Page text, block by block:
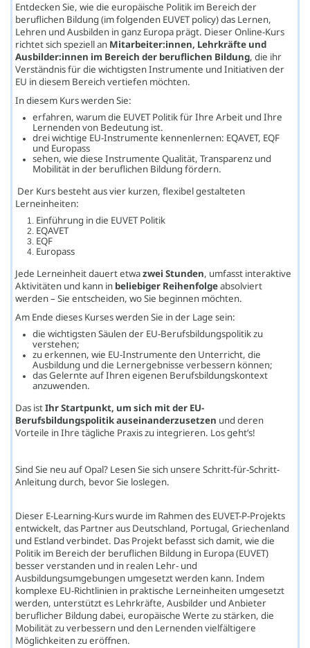
Entdecken Sie, wie die europäische Politik im Bereich der
beruflichen Bildung (im folgenden EUVET policy) das Lernen,
Lehren und Ausbilden in ganz Europa prägt. Dieser Online-Kurs
richtet sich speziell an Mitarbeiter:innen, Lehrkräfte und
Ausbilder:innen im Bereich der beruflichen Bildung, die ihr
Verständnis für die wichtigsten Instrumente und Initiativen der
EU in diesem Bereich vertiefen möchten.
In diesem Kurs werden Sie:
erfahren, warum die EUVET Politik für Ihre Arbeit und Ihre
Lernenden von Bedeutung ist.
drei wichtige EU-Instrumente kennenlernen: EQAVET, EQF
und Europass
sehen, wie diese Instrumente Qualität, Transparenz und
Mobilität in der beruflichen Bildung fördern.
Der Kurs besteht aus vier kurzen, flexibel gestalteten
Lerneinheiten:
Einführung in die EUVET Politik
EQAVET
EQF
Europass
Jede Lerneinheit dauert etwazwei Stunden, umfasst interaktive
Aktivitäten und kann in beliebiger Reihenfolgeabsolviert
werden – Sie entscheiden, wo Sie beginnen möchten.
Am Ende dieses Kurses werden Sie in der Lage sein:
die wichtigsten Säulen der EU-Berufsbildungspolitik zu
verstehen;
zu erkennen, wie EU-Instrumente den Unterricht, die
Ausbildung und die Lernergebnisse verbessern können;
das Gelernte auf Ihren eigenen Berufsbildungskontext
anzuwenden.
Das istIhr Startpunkt, um sich mit der EU-
Berufsbildungspolitik auseinanderzusetzen und deren
Vorteile in Ihre tägliche Praxis zu integrieren. Los geht’s!
Sind Sie neu auf Opal? Lesen Sie sich unsere Schritt-für-Schritt-
Anleitung durch, bevor Sie loslegen.
Dieser E-Learning-Kurs wurde im Rahmen des EUVET-P-Projekts
entwickelt, das Partner aus Deutschland, Portugal, Griechenland
und Estland verbindet. Das Projekt befasst sich damit, wie die
Politik im Bereich der beruflichen Bildung in Europa (EUVET)
besser verstanden und in realen Lehr- und
Ausbildungsumgebungen umgesetzt werden kann. Indem
komplexe EU-Richtlinien in praktische Lerneinheiten umgesetzt
werden, unterstützt es Lehrkräfte, Ausbilder und Anbieter
beruflicher Bildung dabei, europäische Werte zu stärken, die
Mobilität zu verbessern und den Lernenden vielfältigere
Möglichkeiten zu eröffnen.